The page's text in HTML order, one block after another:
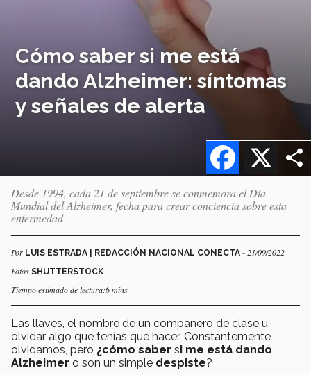
Cómo saber si me está
dando Alzheimer: síntomas
y señales de alerta
X
Facebook
Desde 1994, cada 21 de septiembre se conmemora el Día
Mundial del Alzheimer, fecha para crear conciencia sobre esta
enfermedad
Por LUIS ESTRADA | REDACCIÓN NACIONAL CONECTA - 21/09/2022
Fotos SHUTTERSTOCK
Tiempo estimado de lectura:6 mins
Las llaves, el nombre de un compañero de clase u
olvidar algo que tenías que hacer. Constantemente
olvidamos, pero ¿cómo saber si me está dando
Alzheimer o son un simple despiste?